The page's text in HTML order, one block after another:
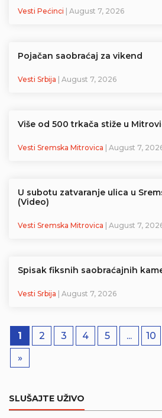
Vesti Pećinci | August 7, 2026
Pojačan saobraćaj za vikend
Vesti Srbija | August 7, 2026
Više od 500 trkača stiže u
Vesti Sremska Mitrovica | August 7,
U subotu zatvaranje ulica u
(Video)
Vesti Sremska Mitrovica | August 7,
Spisak fiksnih saobraćajnih
Vesti Srbija | August 7, 2026
1 2 3 4 5 ... 10
»
SLUŠAJTE UŽIVO